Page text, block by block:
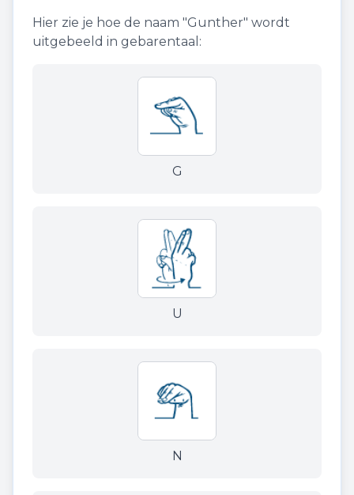
Hier zie je hoe de naam "Gunther" wordt
uitgebeeld in gebarentaal:
G
U
N